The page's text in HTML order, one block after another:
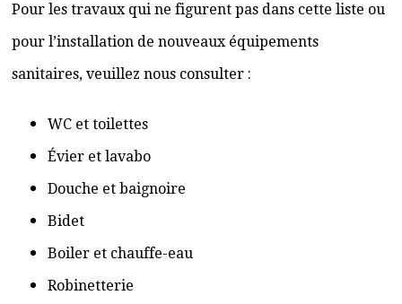
Pour les travaux qui ne figurent pas dans cette liste ou
pour l’installation de nouveaux équipements
sanitaires, veuillez nous consulter :
WC et toilettes
Évier et lavabo
Douche et baignoire
Bidet
Boiler et chauffe-eau
Robinetterie